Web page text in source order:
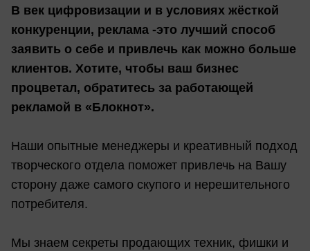
В век цифровизации и в условиях жёсткой
конкуренции, реклама -это лучший способ
заявить о себе и привлечь как можно больше
клиентов. Хотите, чтобы ваш бизнес
процветал, обратитесь за работающей
рекламой в «Блокнот».
Наши опытные менеджеры и креативный подход
творческого отдела поможет привлечь на Вашу
сторону даже самого скупого и нерешительного
потребителя.
Мы знаем секреты продающих техник, фишки и